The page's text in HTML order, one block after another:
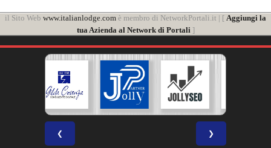
il Sito Web www.italianlodge.com è membro di NetworkPortali.it | [ Aggiungi la
tua Azienda al Network di Portali]
❮ ❯